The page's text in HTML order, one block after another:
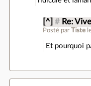
[^] # Re:
Posté par Tiste
Et pourquoi